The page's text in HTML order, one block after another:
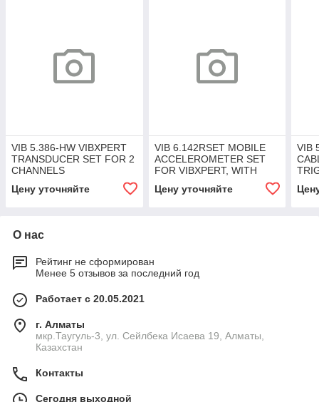
VIB 5.386-HW VIBXPERT
TRANSDUCER SET FOR 2
CHANNELS
Цену уточняйте
VIB 6.142RSET MOBILE
ACCELEROMETER SET
FOR VIBXPERT, WITH
Цену уточняйте
VIB
О нас
Рейтинг не сформирован
Менее 5 отзывов за последний год
Работает с 20.05.2021
г. Алматы
мкр.Таугуль-3, ул. Сейлбека Исаева 19, Алматы,
Казахстан
Контакты
Сегодня выходной